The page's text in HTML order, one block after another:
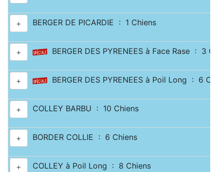
+ BERGER DE PICARDIE : 1 Chiens
+ BERGER DES PYRENEES à Face Rase : 3
+ BERGER DES PYRENEES à Poil Long : 6
+ COLLEY BARBU : 10 Chiens
+ BORDER COLLIE : 6 Chiens
+ COLLEY à Poil Long : 8 Chiens